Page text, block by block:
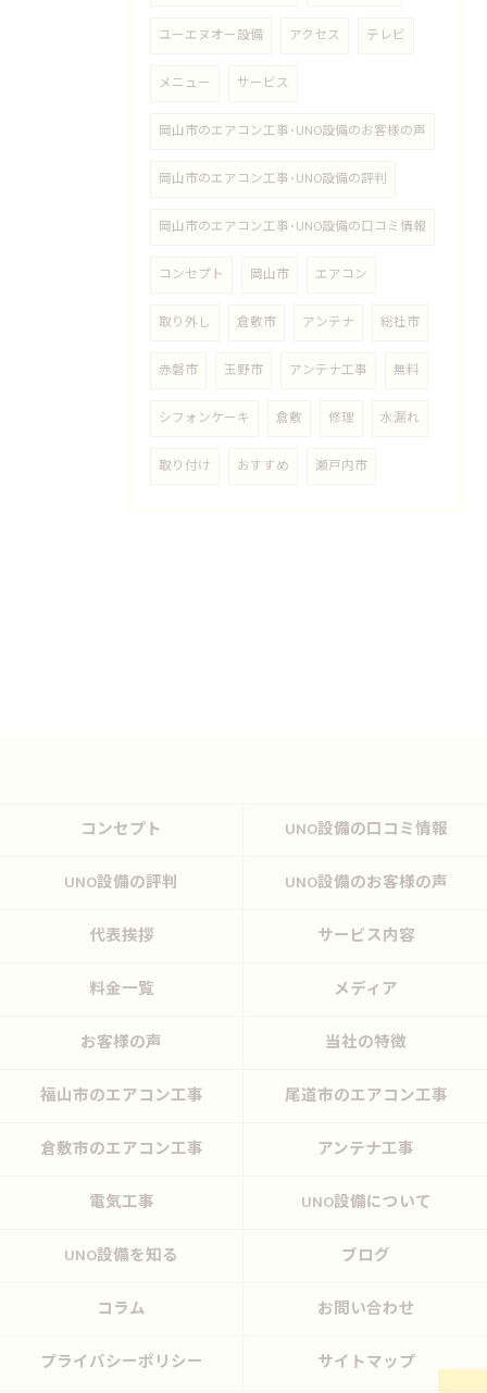
ユーエヌオー設備 アクセス テレビ
メニュー サービス
岡山市のエアコン工事･UNO設備のお客様の声
岡山市のエアコン工事･UNO設備の評判
岡山市のエアコン工事･UNO設備の口コミ情報
コンセプト 岡山市 エアコン
取り外し 倉敷市 アンテナ 総社市
赤磐市 玉野市 アンテナ工事 無料
シフォンケーキ 倉敷 修理 水漏れ
取り付け おすすめ 瀬戸内市
コンセプト UNO設備の口コミ情報
UNO設備の評判 UNO設備のお客様の声
代表挨拶 サービス内容
料金一覧 メディア
お客様の声 当社の特徴
福山市のエアコン工事 尾道市のエアコン工事
倉敷市のエアコン工事 アンテナ工事
電気工事 UNO設備について
UNO設備を知る ブログ
コラム お問い合わせ
プライバシーポリシー サイトマップ